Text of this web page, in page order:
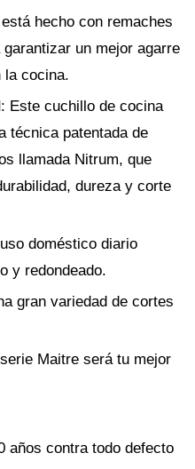
hecho con remaches
un mejor agarre
la cocina.
: Este cuchillo de cocina
técnica patentada de
llamada Nitrum, que
dureza y corte
doméstico diario
y redondeado.
gran variedad de cortes
Maitre será tu mejor
años contra todo defecto